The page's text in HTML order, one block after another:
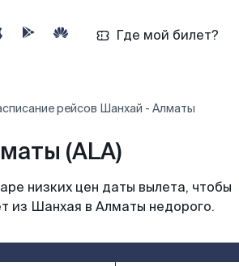
Где мой билет?
рейсов Шанхай - Алматы
(ALA)
низких цен даты вылета, чтобы
из Шанхая в Алматы недорого.